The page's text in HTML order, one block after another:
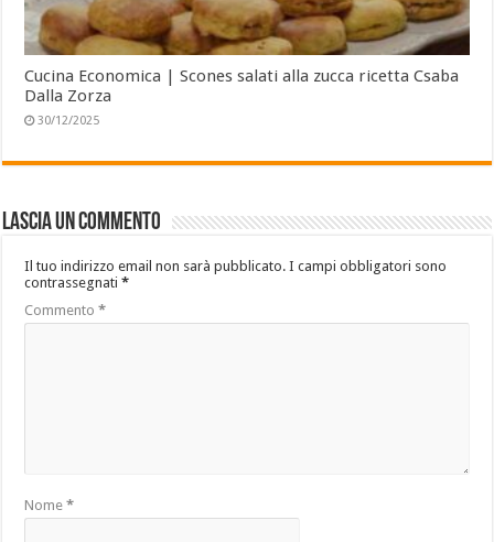
Cucina Economica | Scones salati alla zucca ricetta Csaba
Dalla Zorza
30/12/2025
Lascia un commento
Il tuo indirizzo email non sarà pubblicato. I campi obbligatori sono
contrassegnati*
Commento*
Nome*